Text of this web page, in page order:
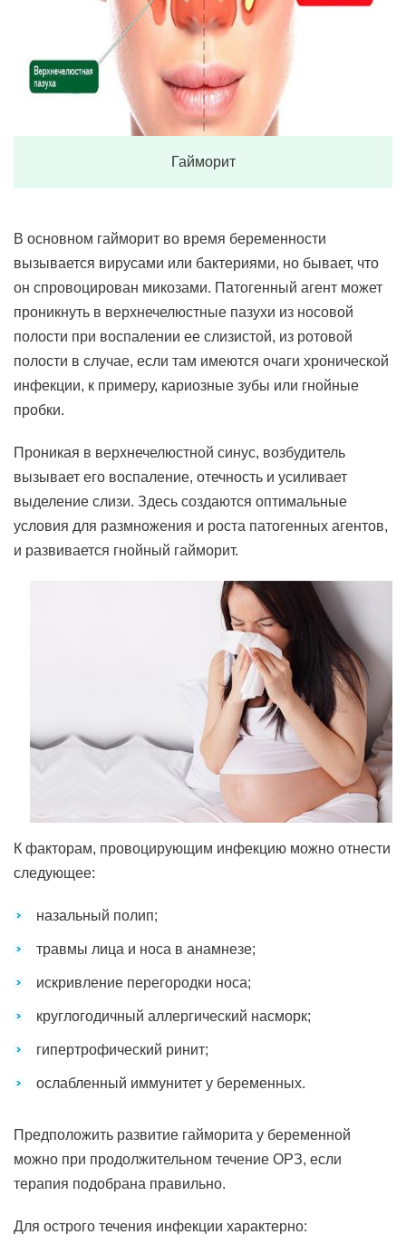
Гайморит
В основном гайморит во время беременности
вызывается вирусами или бактериями, но бывает, что
он спровоцирован микозами. Патогенный агент может
проникнуть в верхнечелюстные пазухи из носовой
полости при воспалении ее слизистой, из ротовой
полости в случае, если там имеются очаги хронической
инфекции, к примеру, кариозные зубы или гнойные
пробки.
Проникая в верхнечелюстной синус, возбудитель
вызывает его воспаление, отечность и усиливает
выделение слизи. Здесь создаются оптимальные
условия для размножения и роста патогенных агентов,
и развивается гнойный гайморит.
К факторам, провоцирующим инфекцию можно отнести
следующее:
назальный полип;
травмы лица и носа в анамнезе;
искривление перегородки носа;
круглогодичный аллергический насморк;
гипертрофический ринит;
ослабленный иммунитет у беременных.
Предположить развитие гайморита у беременной
можно при продолжительном течение ОРЗ, если
терапия подобрана правильно.
Для острого течения инфекции характерно: